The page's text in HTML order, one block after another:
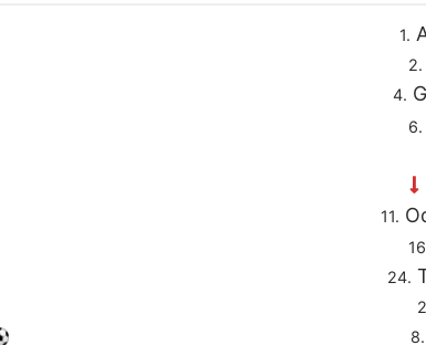
1.
2.
4.
6.
11.
24.
8.